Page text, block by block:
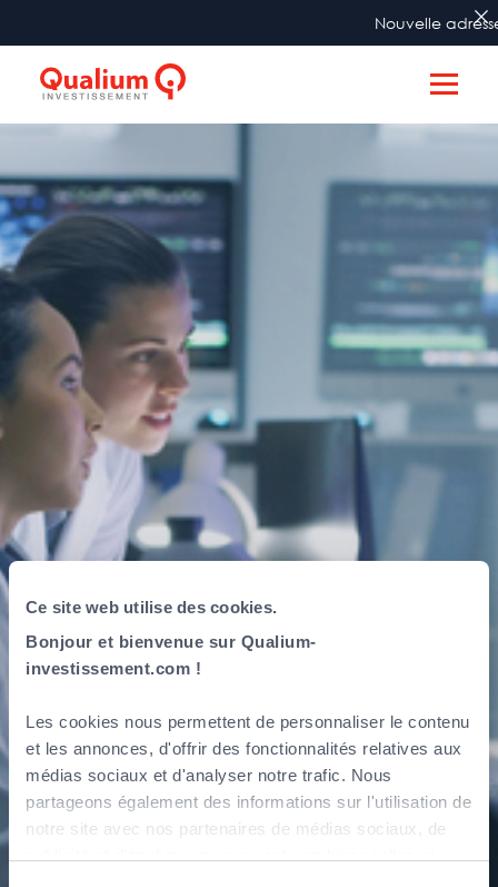
Ce site web utilise des cookies.
Bonjour et bienvenue sur Qualium-
investissement.com !
Les cookies nous permettent de personnaliser le contenu
et les annonces, d'offrir des fonctionnalités relatives aux
médias sociaux et d'analyser notre trafic. Nous
partageons également des informations sur l'utilisation de
notre site avec nos partenaires de médias sociaux, de
Qualium
accompagne
REALEASE Capital,
spécialiste de la
location
financière
Nouvelle